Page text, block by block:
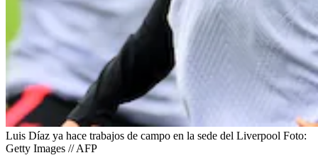
Luis Díaz ya hace trabajos de campo en la sede del Liverpool Foto:
Getty Images // AFP